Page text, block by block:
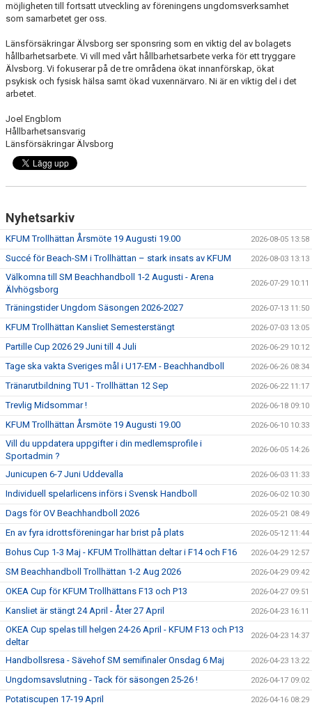
KALENDER
BILDGALLERI
MATCHER
BLI MEDLEM
FÖRSÄKRING HANDBOLL
TRÄNINGSTID UNGDOM 2627
VISION
SPONSORPAKET
STYRELSEN
MINA SIDOR
möjligheten till fortsatt utveckling av föreningens ungdomsverksamhet
som samarbetet ger oss.
Länsförsäkringar Älvsborg ser sponsring som en viktig del av bolagets
hållbarhetsarbete. Vi vill med vårt hållbarhetsarbete verka för ett tryggare
Älvsborg. Vi fokuserar på de tre områdena ökat innanförskap, ökat
psykisk och fysisk hälsa samt ökad vuxennärvaro. Ni är en viktig del i det
arbetet.
Joel Engblom
Hållbarhetsansvarig
Länsförsäkringar Älvsborg
Nyhetsarkiv
KFUM Trollhättan Årsmöte 19 Augusti 19.00 2026-08-05 13:58
Succé för Beach-SM i Trollhättan – stark insats av KFUM 2026-08-03 13:13
Välkomna till SM Beachhandboll 1-2 Augusti - Arena
Älvhögsborg
2026-07-29 10:11
Träningstider Ungdom Säsongen 2026-2027 2026-07-13 11:50
KFUM Trollhättan Kansliet Semesterstängt 2026-07-03 13:05
Partille Cup 2026 29 Juni till 4 Juli 2026-06-29 10:12
Tage ska vakta Sveriges mål i U17-EM - Beachhandboll 2026-06-26 08:34
Tränarutbildning TU1 - Trollhättan 12 Sep 2026-06-22 11:17
Trevlig Midsommar ! 2026-06-18 09:10
KFUM Trollhättan Årsmöte 19 Augusti 19.00 2026-06-10 10:33
Vill du uppdatera uppgifter i din medlemsprofile i
Sportadmin ?
2026-06-05 14:26
Junicupen 6-7 Juni Uddevalla 2026-06-03 11:33
Individuell spelarlicens införs i Svensk Handboll 2026-06-02 10:30
Dags för OV Beachhandboll 2026 2026-05-21 08:49
En av fyra idrottsföreningar har brist på plats 2026-05-12 11:44
Bohus Cup 1-3 Maj - KFUM Trollhättan deltar i F14 och F16 2026-04-29 12:57
SM Beachhandboll Trollhättan 1-2 Aug 2026 2026-04-29 09:42
OKEA Cup för KFUM Trollhättans F13 och P13 2026-04-27 09:51
Kansliet är stängt 24 April - Åter 27 April 2026-04-23 16:11
OKEA Cup spelas till helgen 24-26 April - KFUM F13 och P13
deltar
2026-04-23 14:37
Handbollsresa - Sävehof SM semifinaler Onsdag 6 Maj 2026-04-23 13:22
Ungdomsavslutning - Tack för säsongen 25-26 ! 2026-04-17 09:02
Potatiscupen 17-19 April 2026-04-16 08:29